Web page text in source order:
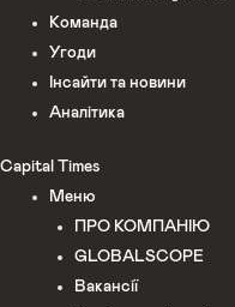
Команда
Угоди
Інсайти та новини
Аналітика
Capital Times
Меню
ПРО КОМПАНІЮ
GLOBALSCOPE
Вакансії